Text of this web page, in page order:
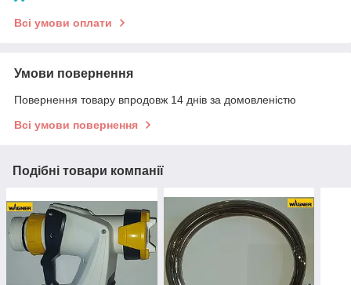
Всі умови оплати
Умови повернення
Повернення товару впродовж 14 днів за домовленістю
Всі умови повернення
Подібні товари компанії